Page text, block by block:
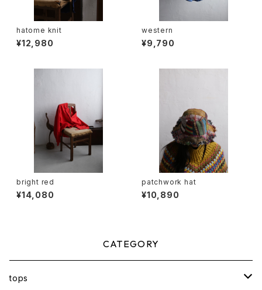
hatome knit
¥12,980
western
¥9,790
bright red
¥14,080
patchwork hat
¥10,890
CATEGORY
tops